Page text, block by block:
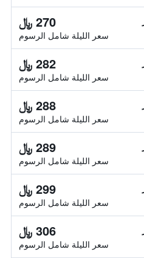
270 ﷼
سعر الليلة شامل الرسوم
282 ﷼
سعر الليلة شامل الرسوم
288 ﷼
سعر الليلة شامل الرسوم
289 ﷼
سعر الليلة شامل الرسوم
299 ﷼
سعر الليلة شامل الرسوم
306 ﷼
سعر الليلة شامل الرسوم